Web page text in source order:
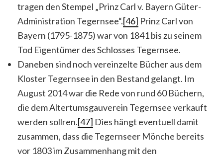
tragen den Stempel „Prinz Carl v. Bayern Güter-
Administration Tegernsee“.[46] Prinz Carl von
Bayern (1795-1875) war von 1841 bis zu seinem
Tod Eigentümer des Schlosses Tegernsee.
Daneben sind noch vereinzelte Bücher aus dem
Kloster Tegernsee in den Bestand gelangt. Im
August 2014 war die Rede von rund 60 Büchern,
die dem Altertumsgauverein Tegernsee verkauft
werden sollren.[47] Dies hängt eventuell damit
zusammen, dass die Tegernseer Mönche bereits
vor 1803 im Zusammenhang mit den